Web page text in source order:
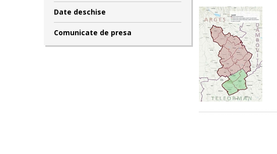
Date deschise
Comunicate de presa